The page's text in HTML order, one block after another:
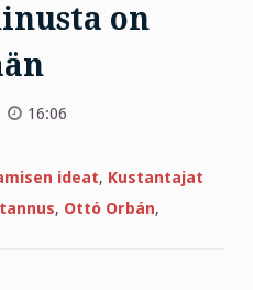
on
16:06
ideat, Kustantajat
, Ottó Orbán,